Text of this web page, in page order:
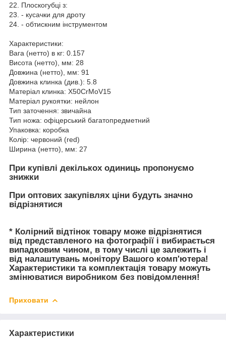
22. Плоскогубці з:
23. - кусачки для дроту
24. - обтискним інструментом
Характеристики:
Вага (нетто) в кг: 0.157
Висота (нетто), мм: 28
Довжина (нетто), мм: 91
Довжина клинка (див.): 5.8
Матеріал клинка: X50CrMoV15
Матеріал рукоятки: нейлон
Тип заточення: звичайна
Тип ножа: офіцерський багатопредметний
Упаковка: коробка
Колір: червоний (red)
Ширина (нетто), мм: 27
При купівлі декількох одиниць пропонуємо
знижки
При оптових закупівлях ціни будуть значно
відрізнятися
* Колірний відтінок товару може відрізнятися
від представленого на фотографії і вибирається
випадковим чином, в тому числі це залежить і
від налаштувань монітору Вашого комп'ютера!
Характеристики та комплектація товару можуть
змінюватися виробником без повідомлення!
Приховати
Характеристики